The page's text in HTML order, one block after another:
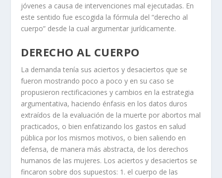
jóvenes a causa de intervenciones mal ejecutadas. En
este sentido fue escogida la fórmula del “derecho al
cuerpo” desde la cual argumentar jurídicamente.
DERECHO AL CUERPO
La demanda tenía sus aciertos y desaciertos que se
fueron mostrando poco a poco y en su caso se
propusieron rectificaciones y cambios en la estrategia
argumentativa, haciendo énfasis en los datos duros
extraídos de la evaluación de la muerte por abortos mal
practicados, o bien enfatizando los gastos en salud
pública por los mismos motivos, o bien saliendo en
defensa, de manera más abstracta, de los derechos
humanos de las mujeres. Los aciertos y desaciertos se
fincaron sobre dos supuestos: 1. el cuerpo de las